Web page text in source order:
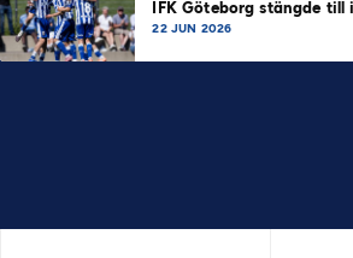
IFK Göteborg stängde till
22 JUN 2026